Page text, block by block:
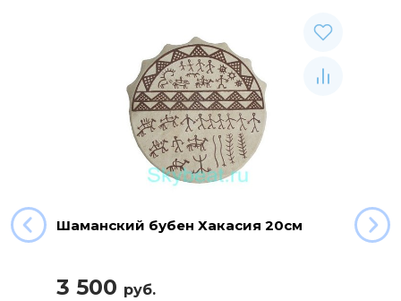
Шаманский бубен Хакасия 20см
3 500 руб.